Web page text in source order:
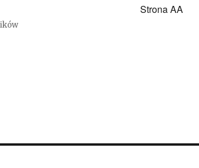
Strona AA